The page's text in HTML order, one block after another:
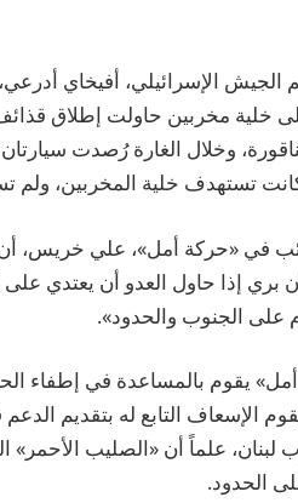
الجيش الإسرائيلي، أفيخاي
خلية مخربين حاولت إطلاق قذائف
وخلال الغارة رُصدت
كانت تستهدف خلية المخربين، ولم
في «حركة أمل»، علي خريس،
بري إذا حاول العدو أن يعتدي
على الجنوب والحدود».
أمل» يقوم بالمساعدة في إطفاء
الإسعاف التابع له بتقديم الدعم
علماً أن «الصليب الأحمر»
الحدود.